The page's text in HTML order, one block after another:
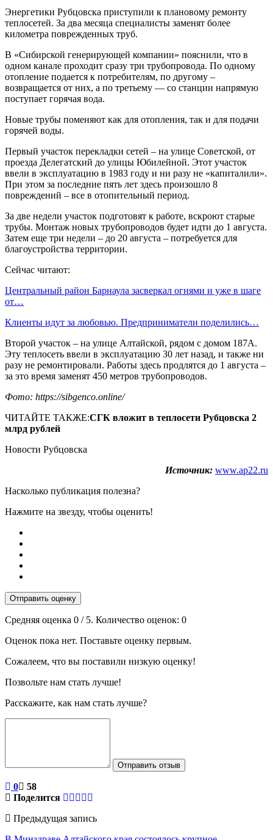
Энергетики Рубцовска приступили к плановому ремонту
теплосетей. За два месяца специалисты заменят более
километра поврежденных труб.
В «Сибирской генерирующей компании» пояснили, что в
одном канале проходит сразу три трубопровода. По одному
отопление подается к потребителям, по другому –
возвращается от них, а по третьему — со станции напрямую
поступает горячая вода.
Новые трубы поменяют как для отопления, так и для подачи
горячей воды.
Первый участок перекладки сетей – на улице Советской, от
проезда Делегатский до улицы Юбилейной. Этот участок
ввели в эксплуатацию в 1983 году и ни разу не «капиталили».
При этом за последние пять лет здесь произошло 8
повреждений – все в отопительный период.
За две недели участок подготовят к работе, вскроют старые
трубы. Монтаж новых трубопроводов будет идти до 1 августа.
Затем еще три недели – до 20 августа – потребуется для
благоустройства территории.
Сейчас читают:
Центральный район Барнаула засверкал огнями и уже в шаге
от…
Клиенты идут за любовью. Предприниматели поделились…
Второй участок – на улице Алтайской, рядом с домом 187А.
Эту теплосеть ввели в эксплуатацию 30 лет назад, и также ни
разу не ремонтировали. Работы здесь продлятся до 1 августа –
за это время заменят 450 метров трубопроводов.
Фото: https://sibgenco.online/
ЧИТАЙТЕ ТАКЖЕ:СГК вложит в теплосети Рубцовска 2
млрд рублей
Новости Рубцовска
Источник: www.ap22.ru
Насколько публикация полезна?
Нажмите на звезду, чтобы оценить!
Отправить оценку
Средняя оценка 0 / 5. Количество оценок: 0
Оценок пока нет. Поставьте оценку первым.
Сожалеем, что вы поставили низкую оценку!
Позвольте нам стать лучше!
Расскажите, как нам стать лучше?
Отправить отзыв
0
58
Поделится
Предыдущая запись